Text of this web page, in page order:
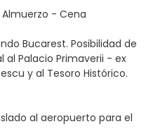
- Cena
Bucarest. Posibilidad de
al Palacio Primaverii - ex
y al Tesoro Histórico.
al aeropuerto para el